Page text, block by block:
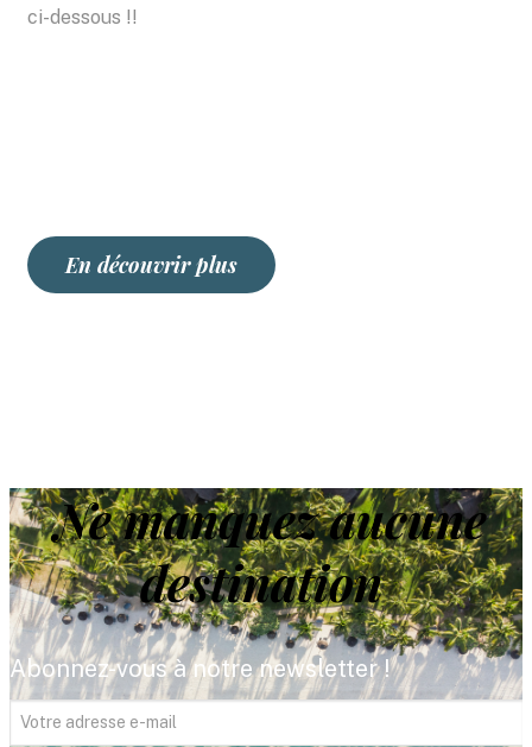
ci-dessous !!
En découvrir plus
Ne manquez aucune
destination
Abonnez-vous à notre newsletter !